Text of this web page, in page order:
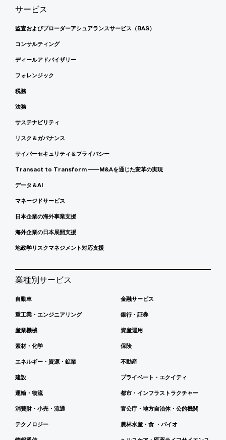
サービス
監査およびブローダーアシュアランスサービス（BAS）
コンサルティング
ディールアドバイザリー
フォレンジック
税務
法務
サステナビリティ
リスク＆ガバナンス
サイバーセキュリティ＆プライバシー
Transact to Transform ――M&Aを通じた変革の実現
データ＆AI
マネージドサービス
日本企業の海外事業支援
海外企業の日本展開支援
地政学リスクマネジメント対応支援
業種別サービス
自動車
重工業・エンジニアリング
産業機械
素材・化学
エネルギー・資源・鉱業
建設
運輸・物流
消費財・小売・流通
テクノロジー
金融サービス
銀行・証券
資産運用
保険
不動産
プライベート・エクイティ
都市・インフラストラクチャー
官公庁・地方自治体・公的機関
農林水産・食 ・バイオ